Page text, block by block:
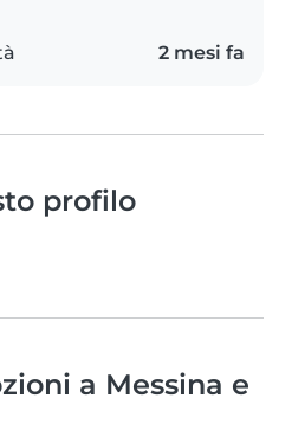
2 mesi fa
profilo
a Messina e